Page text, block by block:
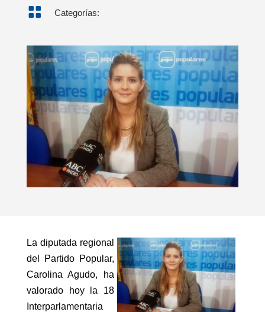
 Categorías:
La diputada regional
del Partido Popular,
Carolina Agudo, ha
valorado hoy la 18
Interparlamentaria